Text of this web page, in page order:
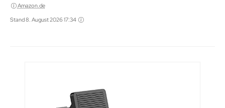
Amazon.de
Stand 8. August 2026 17:34